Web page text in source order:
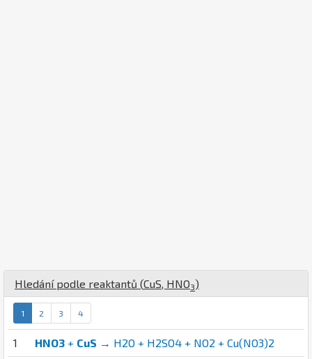
Hledání podle reaktantů (CuS, HNO3)
1 2 3 4
1 HNO3 + CuS → H2O + H2SO4 + NO2 + Cu(NO3)2